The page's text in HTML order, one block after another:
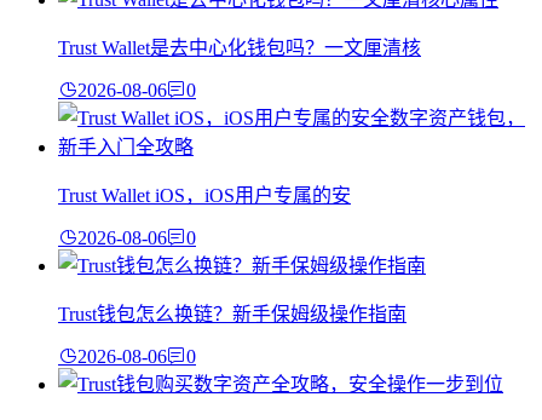
Trust Wallet是去中心化钱包吗？一文厘清核
2026-08-06 0
Trust Wallet iOS，iOS用户专属的安
2026-08-06 0
Trust钱包怎么换链？新手保姆级操作指南
2026-08-06 0